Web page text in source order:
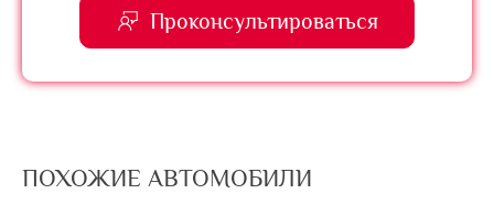
Проконсультироваться
ПОХОЖИЕ АВТОМОБИЛИ